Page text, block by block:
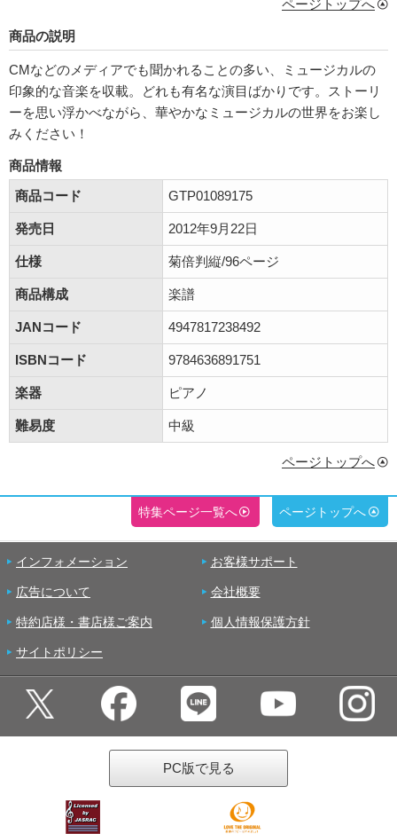
ページトップへ
商品の説明
CMなどのメディアでも聞かれることの多い、ミュージカルの
印象的な音楽を収載。どれも有名な演目ばかりです。ストーリ
ーを思い浮かべながら、華やかなミュージカルの世界をお楽し
みください！
商品情報
商品コード
GTP01089175
発売日 2012年9月22日
仕様 菊倍判縦/96ページ
商品構成 楽譜
JANコード 4947817238492
ISBNコード 9784636891751
楽器 ピアノ
難易度 中級
ページトップへ
特集ページ一覧へ ページトップへ
インフォメーション お客様サポート
広告について 会社概要
特約店様・書店様ご案内 個人情報保護方針
サイトポリシー
PC版で見る